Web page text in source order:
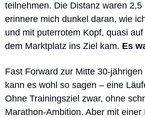
teilnehmen. Die Distanz waren 2,5
erinnere mich dunkel daran, wie
und mit puterrotem Kopf, quasi
dem Marktplatz ins Ziel kam. Es
Fast Forward zur Mitte 30-
kann es wohl so sagen – eine
Ohne Trainingsziel zwar, ohne
Marathon-Ambition. Aber mit